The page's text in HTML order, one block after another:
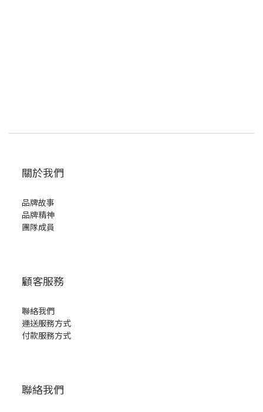
關於我們
品牌故事
品牌精神
團隊成員
顧客服務
聯絡我們
運送服務方式
付款服務方式
聯絡我們